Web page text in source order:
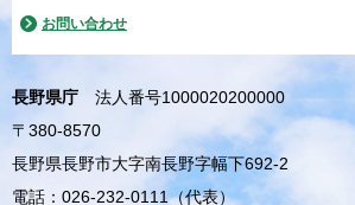
お問い合わせ
長野県庁
法人番号1000020200000
〒380-8570
長野県長野市大字南長野字幅下692-2
電話：026-232-0111（代表）